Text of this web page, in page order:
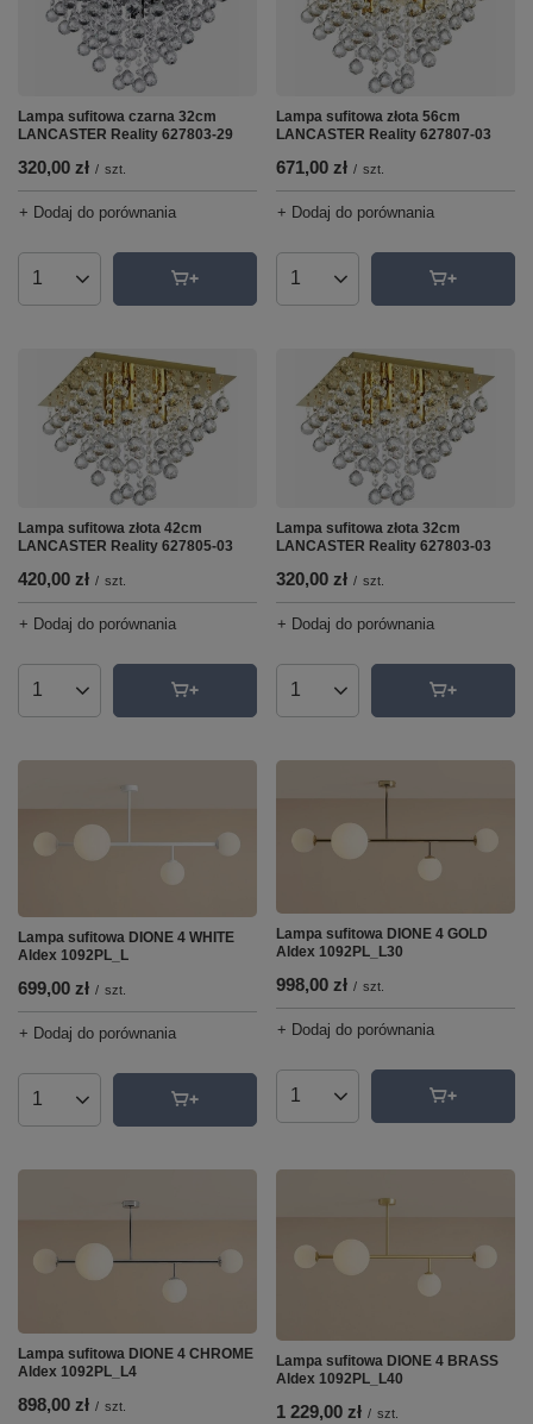
Lampa sufitowa czarna 32cm
LANCASTER Reality 627803-29
320,00 zł / szt.
+ Dodaj do porównania
Ilość produktów
Lampa sufitowa złota 56cm
LANCASTER Reality 627807-03
671,00 zł / szt.
+ Dodaj do porównania
Ilość produktów
Lampa sufitowa złota 42cm
LANCASTER Reality 627805-03
420,00 zł / szt.
+ Dodaj do porównania
Ilość produktów
Lampa sufitowa złota 32cm
LANCASTER Reality 627803-03
320,00 zł / szt.
+ Dodaj do porównania
Ilość produktów
Lampa sufitowa DIONE 4 WHITE
Aldex 1092PL_L
699,00 zł / szt.
+ Dodaj do porównania
Ilość produktów
Lampa sufitowa DIONE 4 GOLD
Aldex 1092PL_L30
998,00 zł / szt.
+ Dodaj do porównania
Ilość produktów
Lampa sufitowa DIONE 4 CHROME
Aldex 1092PL_L4
898,00 zł / szt.
Lampa sufitowa DIONE 4 BRASS
Aldex 1092PL_L40
1 229,00 zł / szt.